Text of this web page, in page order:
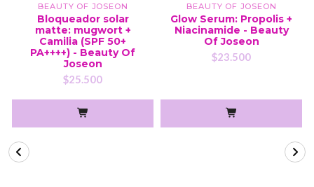
BEAUTY OF JOSEON
Bloqueador solar
matte: mugwort +
Camilia (SPF 50+
PA++++) - Beauty Of
Joseon
$25.500
BEAUTY OF JOSEON
Glow Serum: Propolis +
Niacinamide - Beauty
Of Joseon
$23.500